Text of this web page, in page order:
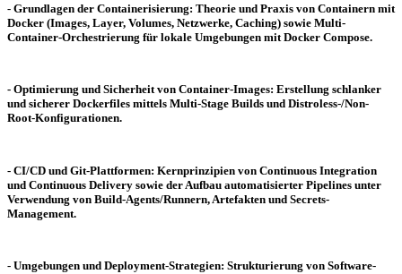
- Grundlagen der Containerisierung: Theorie und Praxis von Containern mit
Docker (Images, Layer, Volumes, Netzwerke, Caching) sowie Multi-
Container-Orchestrierung für lokale Umgebungen mit Docker Compose.
- Optimierung und Sicherheit von Container-Images: Erstellung schlanker
und sicherer Dockerfiles mittels Multi-Stage Builds und Distroless-/Non-
Root-Konfigurationen.
- CI/CD und Git-Plattformen: Kernprinzipien von Continuous Integration
und Continuous Delivery sowie der Aufbau automatisierter Pipelines unter
Verwendung von Build-Agents/Runnern, Artefakten und Secrets-
Management.
- Umgebungen und Deployment-Strategien: Strukturierung von Software-